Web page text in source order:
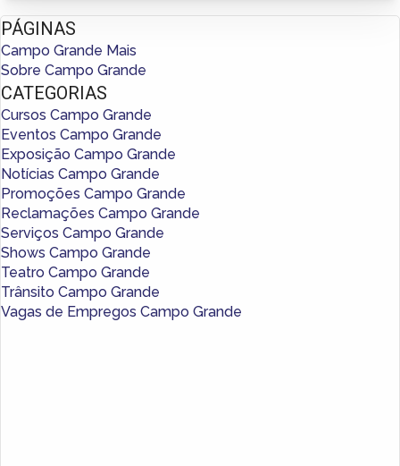
PÁGINAS
Campo Grande Mais
Sobre Campo Grande
CATEGORIAS
Cursos Campo Grande
Eventos Campo Grande
Exposição Campo Grande
Notícias Campo Grande
Promoções Campo Grande
Reclamações Campo Grande
Serviços Campo Grande
Shows Campo Grande
Teatro Campo Grande
Trânsito Campo Grande
Vagas de Empregos Campo Grande